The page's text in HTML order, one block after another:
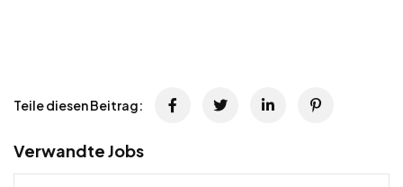
Teile diesen Beitrag:
Verwandte Jobs